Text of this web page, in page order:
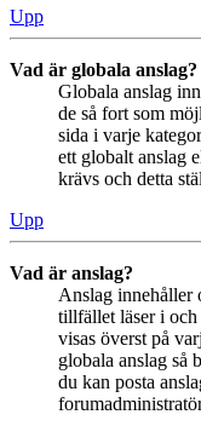
Upp
Vad är globala anslag?
Globala anslag
de så fort som
sida i varje
ett globalt anslag
krävs och detta
Upp
Vad är anslag?
Anslag
tillfället läser i
visas överst på
globala anslag så
du kan posta